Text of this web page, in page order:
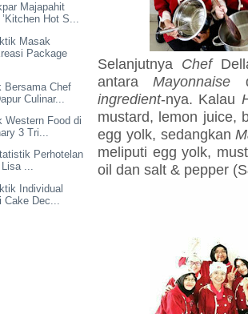
Majapahit
Hot S...
Masak
Package
Bersama Chef
Culinar...
Western Food di
3 Tri...
Perhotelan
...
Individual
Dec...
Selanjutnya Chef
antaraMayonnaise
ingredient-nya. Kalau
mustard, lemon juice,
egg yolk, sedangkan
meliputi egg yolk,
oil dan salt & pepper